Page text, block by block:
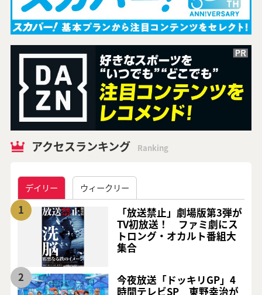
アクセスランキング Ranking
デイリー ウィークリー
1
「放送禁止」劇場版第3弾が
TV初放送！ ファミ劇にス
トロング・オカルト番組大
集合
2
今夜放送「ドッキリGP」4
時間テレビSP 東野幸治が